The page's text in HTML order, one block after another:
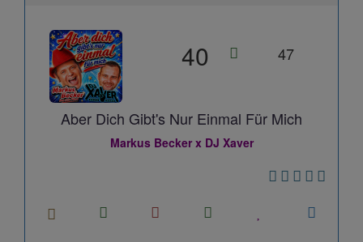
40 47
Aber Dich Gibt's Nur Einmal Für Mich
Markus Becker x DJ Xaver